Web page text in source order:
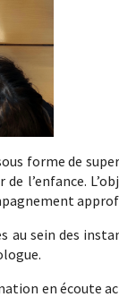
forme de
de l’enfance.
au sein des
en écoute